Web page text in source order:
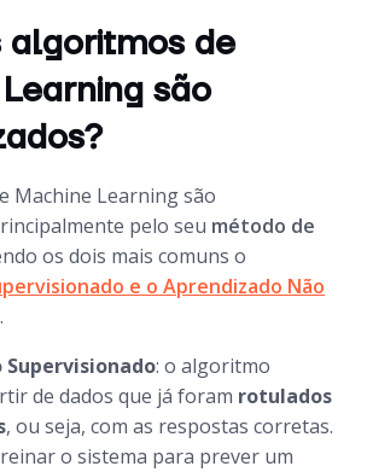
algoritmos de
são
Machine Learning são
pelo seu método de
os dois mais comuns o
e o Aprendizado Não
.
: o algoritmo
de dados que já foram rotulados
, ou seja, com as respostas corretas.
o sistema para prever um